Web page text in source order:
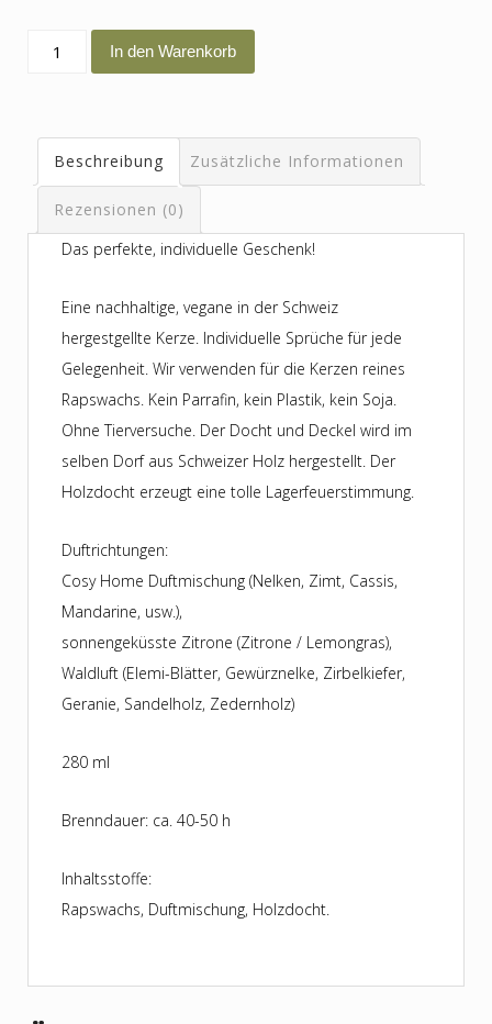
Menge
In den Warenkorb
Beschreibung Zusätzliche Informationen
Rezensionen (0)
Das perfekte, individuelle Geschenk!
Eine nachhaltige, vegane in der Schweiz
hergestgellte Kerze. Individuelle Sprüche für jede
Gelegenheit. Wir verwenden für die Kerzen reines
Rapswachs. Kein Parrafin, kein Plastik, kein Soja.
Ohne Tierversuche. Der Docht und Deckel wird im
selben Dorf aus Schweizer Holz hergestellt. Der
Holzdocht erzeugt eine tolle Lagerfeuerstimmung.
Duftrichtungen:
Cosy Home Duftmischung (Nelken, Zimt, Cassis,
Mandarine, usw.),
sonnengeküsste Zitrone (Zitrone / Lemongras),
Waldluft (Elemi-Blätter, Gewürznelke, Zirbelkiefer,
Geranie, Sandelholz, Zedernholz)
280 ml
Brenndauer: ca. 40-50 h
Inhaltsstoffe:
Rapswachs, Duftmischung, Holzdocht.